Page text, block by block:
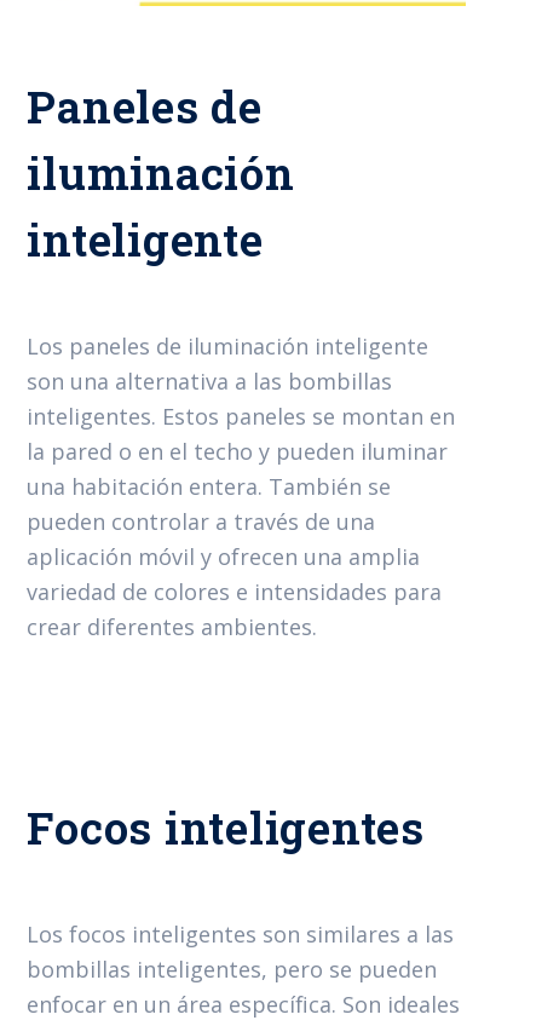
Paneles de
iluminación
inteligente
Los paneles de iluminación inteligente
son una alternativa a las bombillas
inteligentes. Estos paneles se montan en
la pared o en el techo y pueden iluminar
una habitación entera. También se
pueden controlar a través de una
aplicación móvil y ofrecen una amplia
variedad de colores e intensidades para
crear diferentes ambientes.
Focos inteligentes
Los focos inteligentes son similares a las
bombillas inteligentes, pero se pueden
enfocar en un área específica. Son ideales